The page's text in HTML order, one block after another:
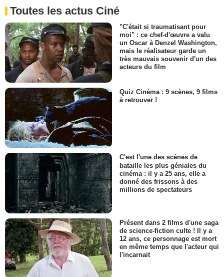
Toutes les actus Ciné
"C'était si traumatisant pour
moi" : ce chef-d'œuvre a valu
un Oscar à Denzel Washington,
mais le réalisateur garde un
très mauvais souvenir d'un des
acteurs du film
Quiz Cinéma : 9 scènes, 9 films
à retrouver !
C'est l'une des scènes de
bataille les plus géniales du
cinéma : il y a 25 ans, elle a
donné des frissons à des
millions de spectateurs
Présent dans 2 films d'une saga
de science-fiction culte ! Il y a
12 ans, ce personnage est mort
en même temps que l'acteur qui
l'incarnait